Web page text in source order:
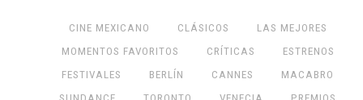
CINE MEXICANO CLÁSICOS
LAS MEJORES
MOMENTOS FAVORITOS
CRÍTICAS
ESTRENOS
FESTIVALES
BERLÍN CANNES
MACABRO